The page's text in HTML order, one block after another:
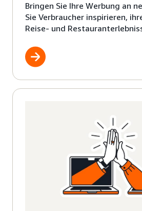
Bringen Sie Ihre Werbung an
Sie Verbraucher inspirieren,
Reise- und